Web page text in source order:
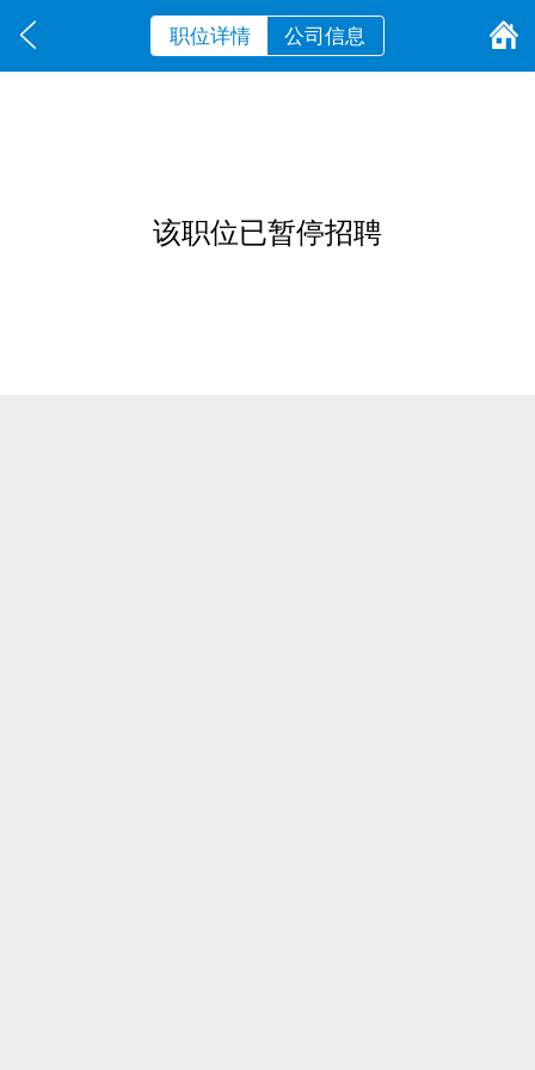
职位详情 公司信息
该职位已暂停招聘